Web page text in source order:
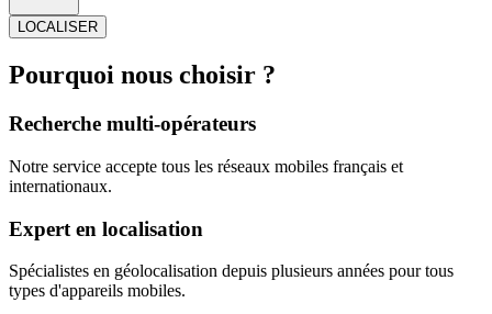
LOCALISER
Pourquoi nous choisir ?
Recherche multi-opérateurs
Notre service accepte tous les réseaux mobiles français et
internationaux.
Expert en localisation
Spécialistes en géolocalisation depuis plusieurs années pour tous
types d'appareils mobiles.